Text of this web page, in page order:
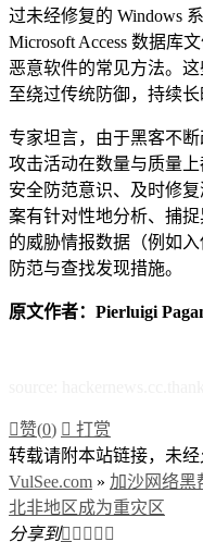
过未经修复的 Windows
Microsoft Access 数据库
恶意软件的常见方法。
至绕过传统防御，持续长
专家坦言，由于黑客不
攻击活动在数量与质量
安全防范意识、及时修
案有针对性地分析、捕
的威胁情报数据（例如
防范与查找发现措施。
原文作者：Pierluigi
赞(0)  打赏
转载请附本站链接，未经
VulSee.com » 加沙网络黑
北非地区成为重灾区
分享到    